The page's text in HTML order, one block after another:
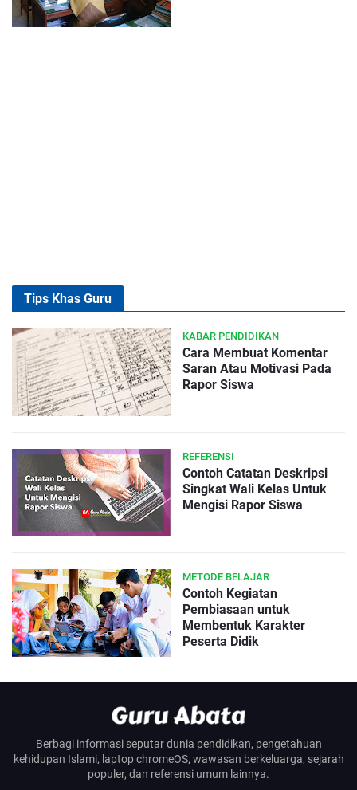
Tips Khas Guru
KABAR PENDIDIKAN
Cara Membuat Komentar
Saran Atau Motivasi Pada
Rapor Siswa
REFERENSI
Contoh Catatan Deskripsi
Singkat Wali Kelas Untuk
Mengisi Rapor Siswa
METODE BELAJAR
Contoh Kegiatan
Pembiasaan untuk
Membentuk Karakter
Peserta Didik
Berbagi informasi seputar dunia pendidikan, pengetahuan
kehidupan Islami, laptop chromeOS, wawasan berkeluarga, sejarah
populer, dan referensi umum lainnya.